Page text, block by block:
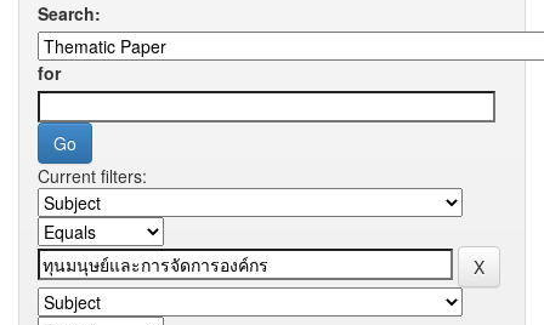
Search:
for
Current filters: